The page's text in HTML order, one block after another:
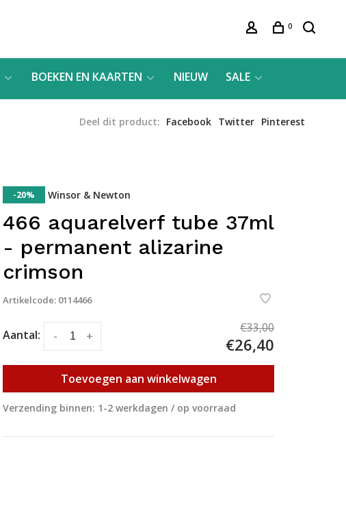
0
BOEKEN EN KAARTEN NIEUW SALE
Deel dit product: Facebook Twitter Pinterest
-20% Winsor & Newton
466 aquarelverf tube 37ml
- permanent alizarine
crimson
Artikelcode: 0114466
Aantal: +
-
€33,00
€26,40
Toevoegen aan winkelwagen
Verzending binnen: 1-2 werkdagen / op voorraad